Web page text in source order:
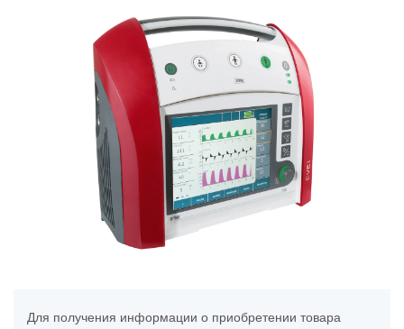
Для получения информации о приобретении товара